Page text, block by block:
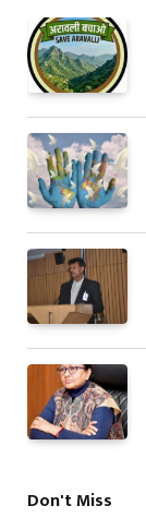
Don't Miss